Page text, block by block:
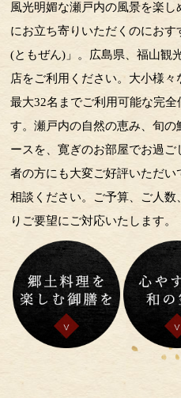
風光明媚な瀬戸内の風景を楽
にお立ち寄りいただくのにお
(ともぜん)」。広島県、福山観
店をご利用ください。大小様
最大32名までご利用可能な完
す。瀬戸内の自然の恵み、旬
ースを、寛ぎのお部屋でお過
者の方にも大変ご好評いただ
相談ください。ご予算、ご人
りご要望にご対応いたします。